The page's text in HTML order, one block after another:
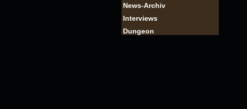
News-Archiv
Interviews
Dungeon